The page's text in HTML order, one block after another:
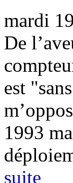
mardi
De
est
1993
suite